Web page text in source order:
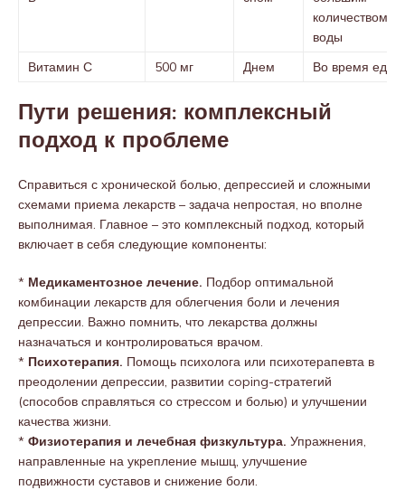
количеством
воды
Витамин С
500 мг Днем Во время еды
Пути решения: комплексный
подход к проблеме
Справиться с хронической болью, депрессией и сложными
схемами приема лекарств – задача непростая, но вполне
выполнимая. Главное – это комплексный подход, который
включает в себя следующие компоненты:
* Медикаментозное лечение. Подбор оптимальной
комбинации лекарств для облегчения боли и лечения
депрессии. Важно помнить, что лекарства должны
назначаться и контролироваться врачом.
* Психотерапия. Помощь психолога или психотерапевта в
преодолении депрессии, развитии coping-стратегий
(способов справляться со стрессом и болью) и улучшении
качества жизни.
* Физиотерапия и лечебная физкультура. Упражнения,
направленные на укрепление мышц, улучшение
подвижности суставов и снижение боли.